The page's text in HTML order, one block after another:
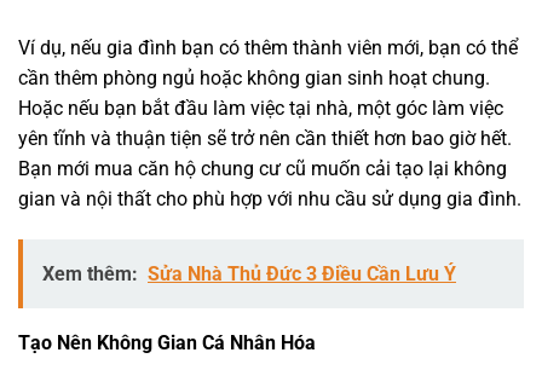
Ví dụ, nếu gia đình bạn có thêm thành viên mới, bạn có thể
cần thêm phòng ngủ hoặc không gian sinh hoạt chung.
Hoặc nếu bạn bắt đầu làm việc tại nhà, một góc làm việc
yên tĩnh và thuận tiện sẽ trở nên cần thiết hơn bao giờ hết.
Bạn mới mua căn hộ chung cư cũ muốn cải tạo lại không
gian và nội thất cho phù hợp với nhu cầu sử dụng gia đình.
Xem thêm: Sửa Nhà Thủ Đức 3 Điều Cần Lưu Ý
Tạo Nên Không Gian Cá Nhân Hóa